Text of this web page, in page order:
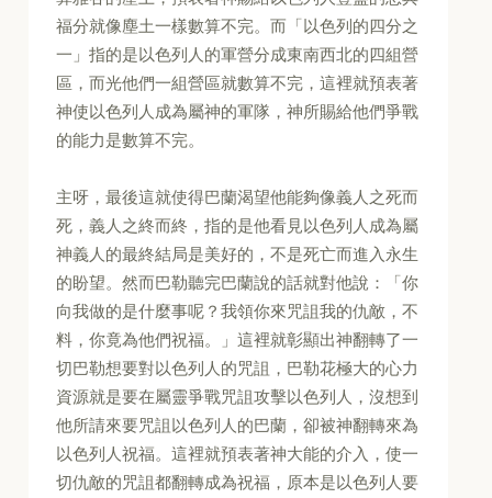
福分就像塵土一樣數算不完。而「以色列的四分之
一」指的是以色列人的軍營分成東南西北的四組營
區，而光他們一組營區就數算不完，這裡就預表著
神使以色列人成為屬神的軍隊，神所賜給他們爭戰
的能力是數算不完。
主呀，最後這就使得巴蘭渴望他能夠像義人之死而
死，義人之終而終，指的是他看見以色列人成為屬
神義人的最終結局是美好的，不是死亡而進入永生
的盼望。然而巴勒聽完巴蘭說的話就對他說：「你
向我做的是什麼事呢？我領你來咒詛我的仇敵，不
料，你竟為他們祝福。」這裡就彰顯出神翻轉了一
切巴勒想要對以色列人的咒詛，巴勒花極大的心力
資源就是要在屬靈爭戰咒詛攻擊以色列人，沒想到
他所請來要咒詛以色列人的巴蘭，卻被神翻轉來為
以色列人祝福。這裡就預表著神大能的介入，使一
切仇敵的咒詛都翻轉成為祝福，原本是以色列人要